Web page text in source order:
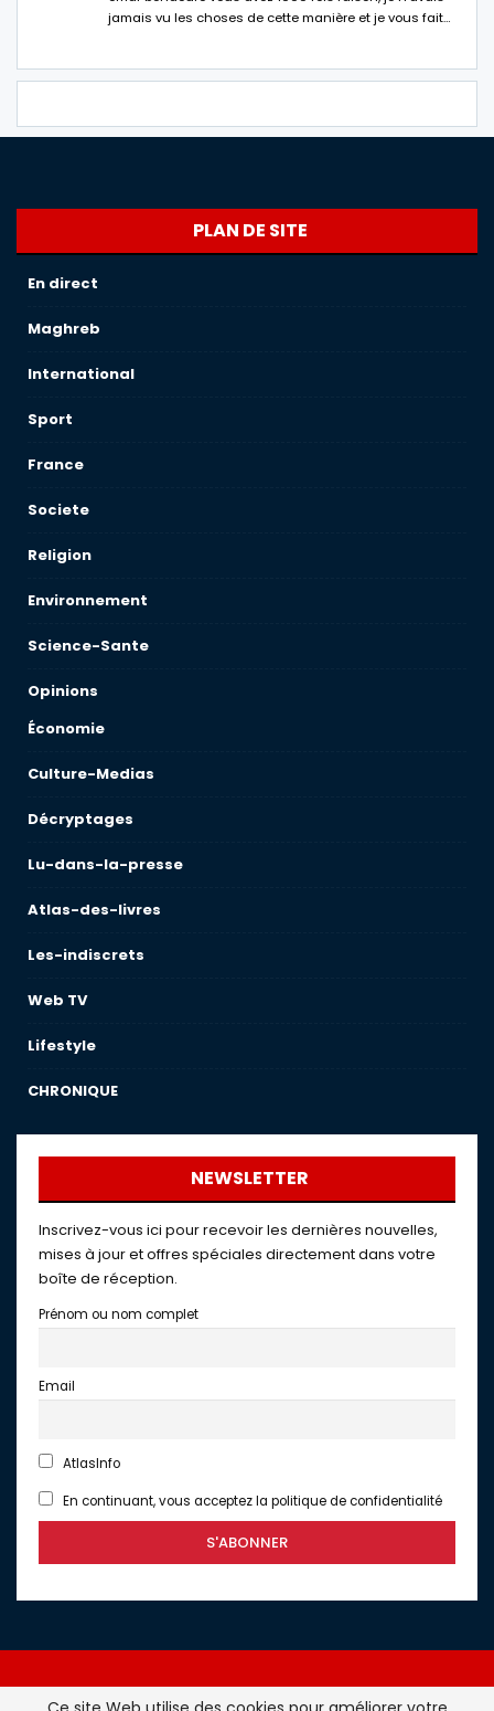
jamais vu les choses de cette manière et je vous fait…
PLAN DE SITE
En direct
Maghreb
International
Sport
France
Societe
Religion
Environnement
Science-Sante
Opinions
Économie
Culture-Medias
Décryptages
Lu-dans-la-presse
Atlas-des-livres
Les-indiscrets
Web TV
Lifestyle
CHRONIQUE
NEWSLETTER
Inscrivez-vous ici pour recevoir les dernières nouvelles,
mises à jour et offres spéciales directement dans votre
boîte de réception.
Prénom ou nom complet
Email
AtlasInfo
En continuant, vous acceptez la politique de confidentialité